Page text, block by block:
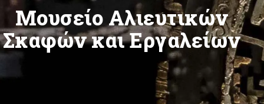
Μουσείο Αλιευτικών
Σκαφών και Εργαλείων